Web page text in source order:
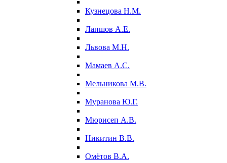
Кузнецова Н.М.
Лапшов А.Е.
Львова М.Н.
Мамаев А.С.
Мельникова М.В.
Муранова Ю.Г.
Мюрисеп А.В.
Никитин В.В.
Омётов В.А.